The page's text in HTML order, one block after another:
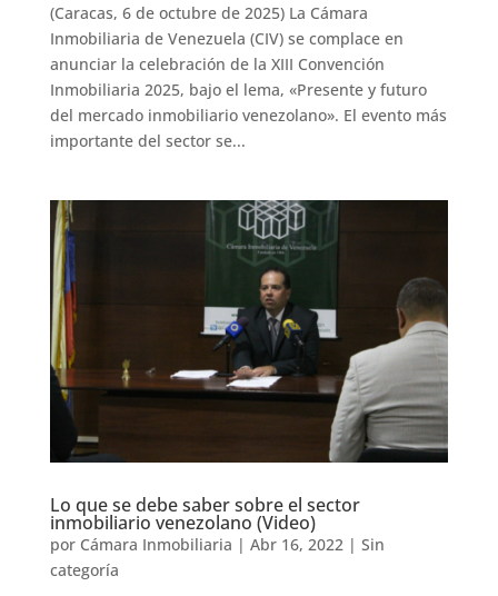
(Caracas, 6 de octubre de 2025) La Cámara
Inmobiliaria de Venezuela (CIV) se complace en
anunciar la celebración de la XIII Convención
Inmobiliaria 2025, bajo el lema, «Presente y futuro
del mercado inmobiliario venezolano». El evento más
importante del sector se...
Lo que se debe saber sobre el sector
inmobiliario venezolano (Video)
por Cámara Inmobiliaria | Abr 16, 2022| Sin
categoría